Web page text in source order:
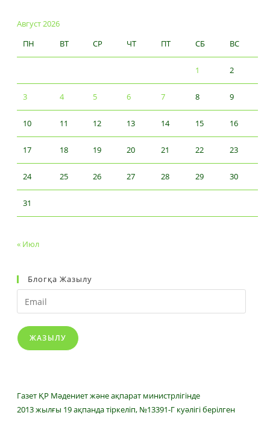
Август 2026
ПН
ВТ СР ЧТ ПТ СБ ВС
1 2
3 4 5 6 7 8 9
10 11 12 13 14 15 16
17 18 19 20 21 22 23
24 25 26 27 28 29 30
31
« Июл
Блогқа Жазылу
Email
ЖАЗЫЛУ
Газет ҚР Мәдениет және ақпарат министрлігінде
2013 жылғы 19 ақпанда тіркеліп, №13391-Г куәлігі берілген